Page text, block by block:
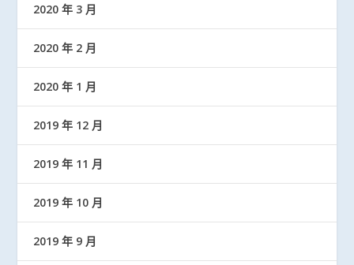
2020 年 3 月
2020 年 2 月
2020 年 1 月
2019 年 12 月
2019 年 11 月
2019 年 10 月
2019 年 9 月